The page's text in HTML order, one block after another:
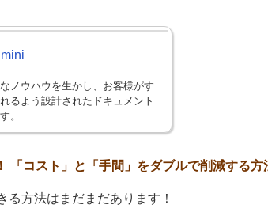
ノウハウを生かし、お客様がす
るよう設計されたドキュメント
。
「コスト」と「手間」をダブルで削減する方
る方法はまだまだあります！